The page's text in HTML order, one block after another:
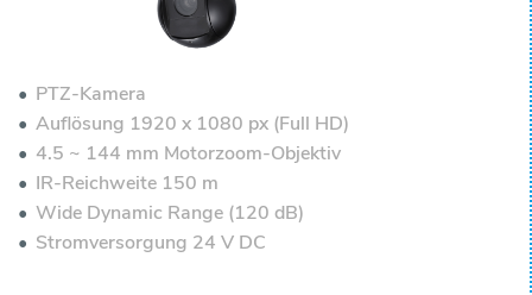
PTZ-Kamera
Auflösung 1920 x 1080 px (Full HD)
4.5 ~ 144 mm Motorzoom-Objektiv
IR-Reichweite 150 m
Wide Dynamic Range (120 dB)
Stromversorgung 24 V DC